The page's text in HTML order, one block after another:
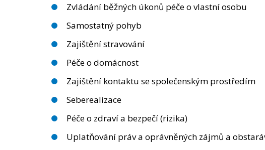
Zvládání běžných úkonů péče o vlastní osobu
Samostatný pohyb
Zajištění stravování
Péče o domácnost
Zajištění kontaktu se společenským prostředím
Seberealizace
Péče o zdraví a bezpečí (rizika)
Uplatňování práv a oprávněných zájmů a